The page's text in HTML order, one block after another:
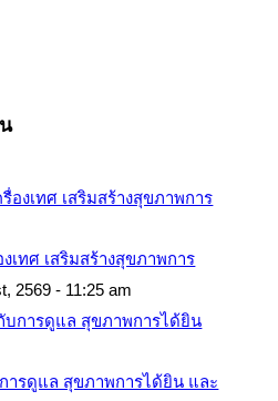
เทศ เสริมสร้างสุขภาพการ
2569 - 11:25 am
ารดูแล สุขภาพการได้ยิน และ